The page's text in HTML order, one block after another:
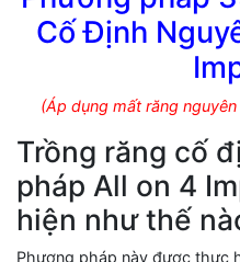
Cố Định
(Áp dụng mất răng
Trồng răng cố
pháp All on 4
hiện như thế
Phương pháp này được thực